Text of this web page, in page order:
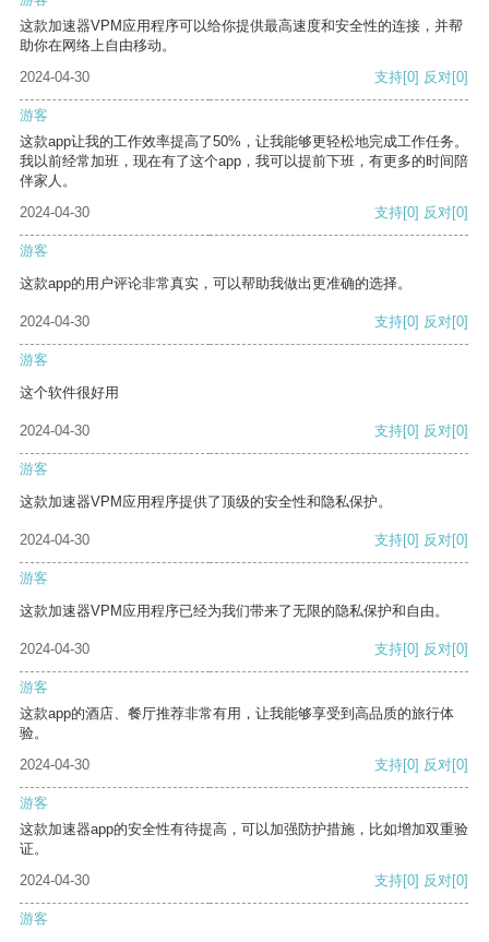
这款加速器VPM应用程序可以给你提供最高速度和安全性的连接，并帮
助你在网络上自由移动。
2024-04-30
支持[0] 反对[0]
游客
这款app让我的工作效率提高了50%，让我能够更轻松地完成工作任务。
我以前经常加班，现在有了这个app，我可以提前下班，有更多的时间陪
伴家人。
2024-04-30
支持[0] 反对[0]
游客
这款app的用户评论非常真实，可以帮助我做出更准确的选择。
2024-04-30 支持[0] 反对[0]
游客
这个软件很好用
2024-04-30 支持[0] 反对[0]
游客
这款加速器VPM应用程序提供了顶级的安全性和隐私保护。
2024-04-30 支持[0] 反对[0]
游客
这款加速器VPM应用程序已经为我们带来了无限的隐私保护和自由。
2024-04-30 支持[0] 反对[0]
游客
这款app的酒店、餐厅推荐非常有用，让我能够享受到高品质的旅行体
验。
2024-04-30
支持[0] 反对[0]
游客
这款加速器app的安全性有待提高，可以加强防护措施，比如增加双重验
证。
2024-04-30
支持[0] 反对[0]
游客